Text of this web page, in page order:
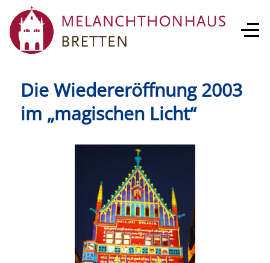
Die Wiedereröffnung 2003
im „magischen Licht“